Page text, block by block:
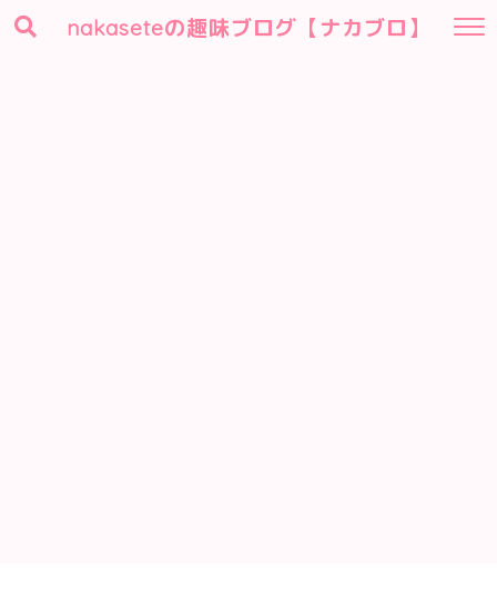
nakaseteの趣味ブログ【ナカブロ】